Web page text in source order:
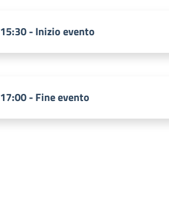
15:30 - Inizio evento
17:00 - Fine evento